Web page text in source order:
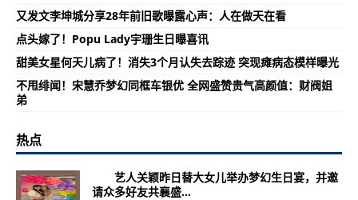
又发文李坤城分享28年前旧歌曝露心声：人在做天在看
点头嫁了！Popu Lady宇珊生日曝喜讯
甜美女星何天儿病了！消失3个月认失去踪迹 突现瘫病态模样曝光
不甩绯闻！宋慧乔梦幻同框车银优 全网盛赞贵气高颜值：财阀姐
弟
热点
艺人关颖昨日替大女儿举办梦幻生日宴，并邀
请众多好友共襄盛...